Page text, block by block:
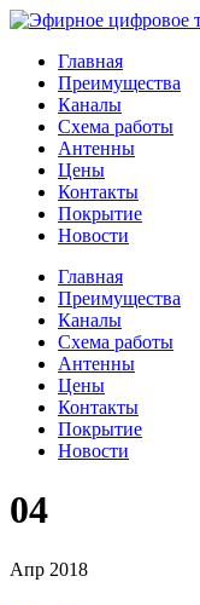
Главная
Преимущества
Каналы
Схема работы
Антенны
Цены
Контакты
Покрытие
Новости
Главная
Преимущества
Каналы
Схема работы
Антенны
Цены
Контакты
Покрытие
Новости
04
Апр 2018